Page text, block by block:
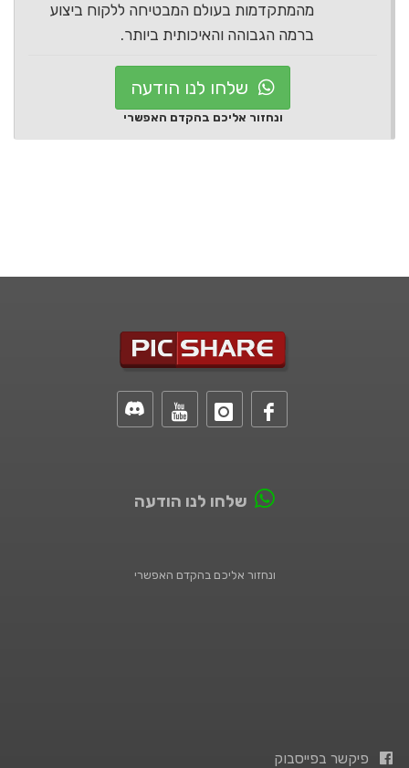
מהמתקדמות בעולם המבטיחה ללקוח ביצוע
ברמה הגבוהה והאיכותית ביותר.
שלחו לנו הודעה
ונחזור אליכם בהקדם האפשרי
שלחו לנו הודעה
ונחזור אליכם בהקדם האפשרי
פיקשר בפייסבוק